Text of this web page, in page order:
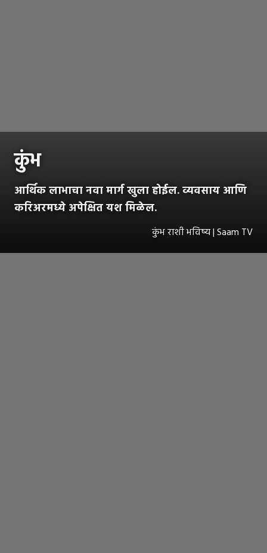
कुंभ
आर्थिक लाभाचा नवा मार्ग खुला होईल. व्यवसाय आणि
करिअरमध्ये अपेक्षित यश मिळेल.
कुंभ राशी भविष्य | Saam TV